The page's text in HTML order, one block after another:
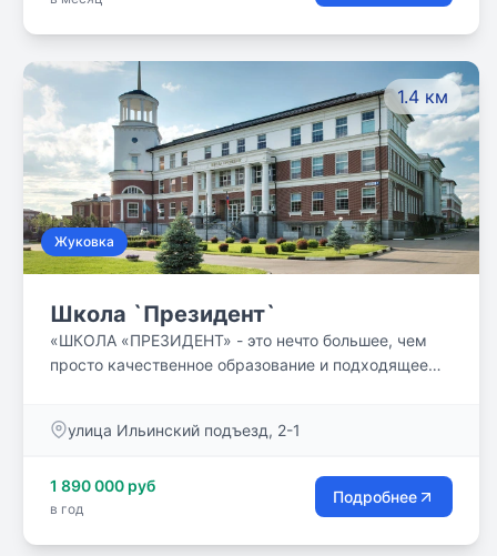
1.4 км
Жуковка
Школа `Президент`
«ШКОЛА «ПРЕЗИДЕНТ» - это нечто большее, чем
просто качественное образование и подходящее
успеха. Мы убеждены, что каждый ученик
образовательную среду, в которой мы не просто
доставляем знания, но и стремимся увлечь детей
улица Ильинский подъезд, 2-1
1 890 000 руб
в год
Подробнее